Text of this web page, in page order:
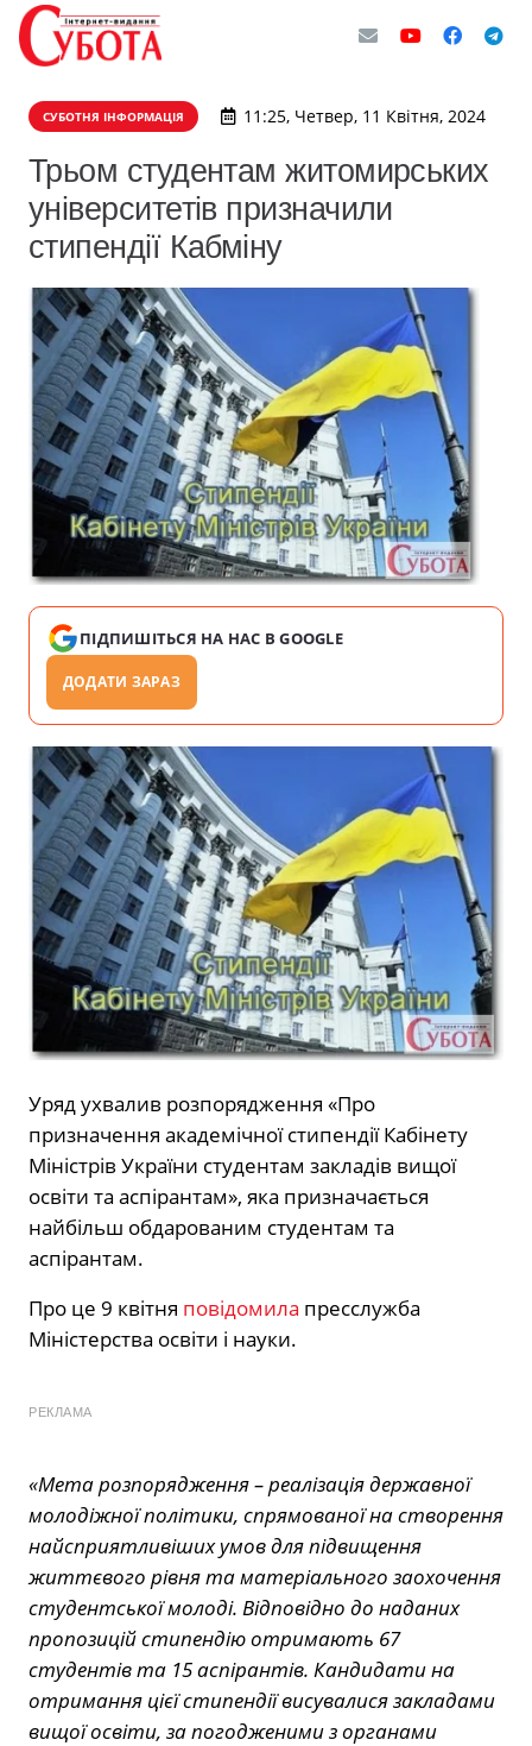
СУБОТНЯ ІНФОРМАЦІЯ 11:25, Четвер, 11 Квітня, 2024
Трьом студентам житомирських
університетів призначили
стипендії Кабміну
ПІДПИШІТЬСЯ НА НАС В GOOGLE
ДОДАТИ ЗАРАЗ
Уряд ухвалив розпорядження «Про
призначення академічної стипендії Кабінету
Міністрів України студентам закладів вищої
освіти та аспірантам», яка призначається
найбільш обдарованим студентам та
аспірантам.
Про це 9 квітня повідомила пресслужба
Міністерства освіти і науки.
РЕКЛАМА
«Мета розпорядження – реалізація державної
молодіжної політики, спрямованої на створення
найсприятливіших умов для підвищення
життєвого рівня та матеріального заохочення
студентської молоді. Відповідно до наданих
пропозицій стипендію отримають 67
студентів та 15 аспірантів. Кандидати на
отримання цієї стипендії висувалися закладами
вищої освіти, за погодженими з органами